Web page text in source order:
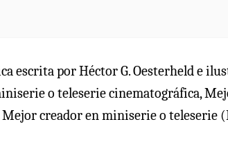
escrita por Héctor G. Oesterheld e
o teleserie cinematográfica,
creador en miniserie o teleserie